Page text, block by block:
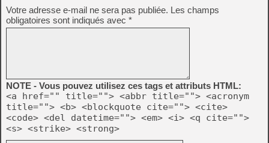
Votre adresse e-mail ne sera pas publiée. Les champs
obligatoires sont indiqués avec *
NOTE - Vous pouvez utilisez ces tags et attributs HTML:
<a href="" title=""> <abbr title=""> <acronym
title=""> <b> <blockquote cite=""> <cite>
<code> <del datetime=""> <em> <i> <q cite="">
<s> <strike> <strong>